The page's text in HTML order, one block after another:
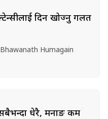
दिन खोज्नु गलत
Bhawanath Humagain
धेरै, मनाङ कम